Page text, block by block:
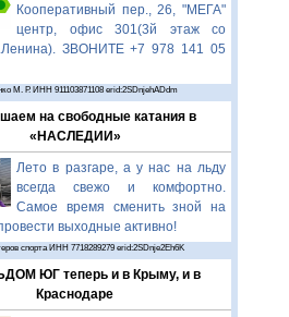
Кооперативный пер., 26, "МЕГА"
центр, офис 301(3й этаж со
ЗВОНИТЕ +7 978 141 05
М. Р. ИНН 911103871108 erid:2SDnjehADdm
на свободные катания в
«НАСЛЕДИИ»
Лето в разгаре, а у нас на льду
всегда свежо и комфортно.
Самое время сменить зной на
выходные активно!
спорта ИНН 7718289279 erid:2SDnje2Eh6K
ЮГ теперь и в Крыму, и в
Краснодаре